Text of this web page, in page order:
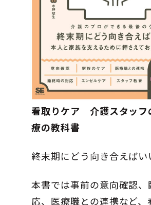
看取りケア 介護スタッフ
療の教科書
終末期にどう向き合えばい
本書では事前の意向確認
応、医療職との連携など、